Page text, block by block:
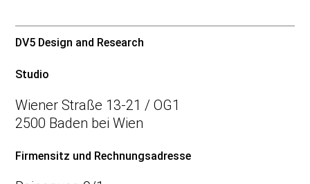
DV5 Design and Research
Studio
Wiener Straße 13-21 / OG1
2500 Baden bei Wien
Firmensitz und Rechnungsadresse